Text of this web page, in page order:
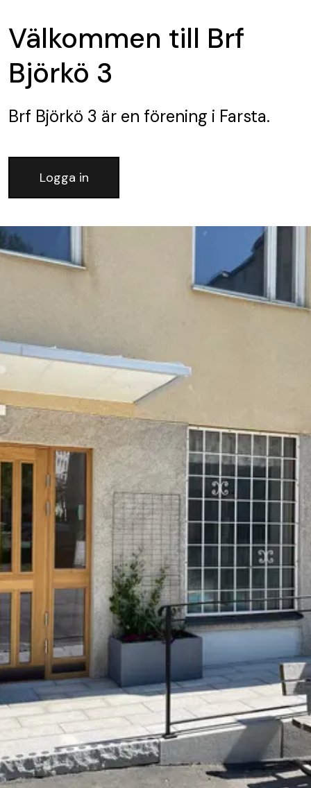
Välkommen till Brf
Björkö 3
Brf Björkö 3 är en förening i Farsta.
Logga in